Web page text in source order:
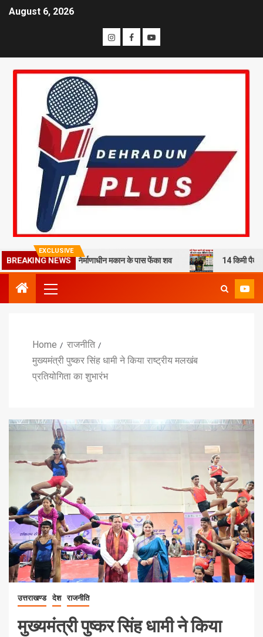
August 6, 2026
EXCLUSIVE
BREAKING NEWS
से हत्या कर निर्माणाधीन मकान के पास फेंका शव 14 किमी पैदल चलने को
Home
राजनीति
मुख्यमंत्री पुष्कर सिंह धामी ने किया राष्ट्रीय मलखंब
प्रतियोगिता का शुभारंभ
उत्तराखण्ड देश राजनीति
मुख्यमंत्री पुष्कर सिंह धामी ने किया